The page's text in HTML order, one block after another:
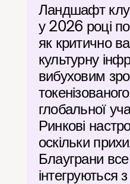
Ландшафт
у 2026 році
як критично
культурну
вибуховим
глобальної
Ринкові
оскільки
Блауграни
інтегруються